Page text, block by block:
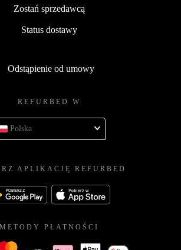
Zostań sprzedawcą
Status dostawy
Odstąpienie od umowy
REFURBED W
Polska
APLIKACJĘ REFURBED
METODY PŁATNOŚCI